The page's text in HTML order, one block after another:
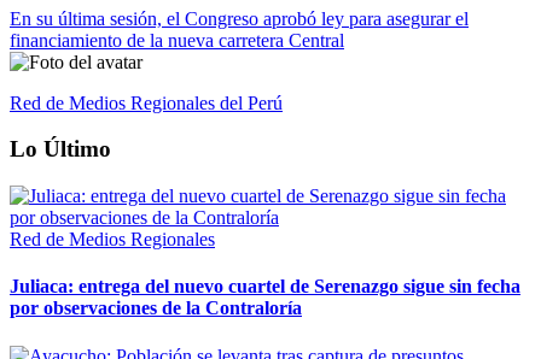
En su última sesión, el Congreso aprobó ley para asegurar el
financiamiento de la nueva carretera Central
Red de Medios Regionales del Perú
Lo Último
Red de Medios Regionales
Juliaca: entrega del nuevo cuartel de Serenazgo sigue sin fecha
por observaciones de la Contraloría